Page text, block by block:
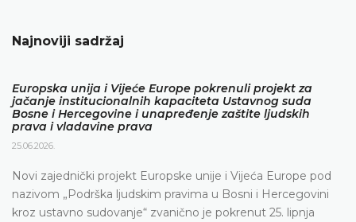
Najnoviji sadržaj
Europska unija i Vijeće Europe pokrenuli projekt za
jačanje institucionalnih kapaciteta Ustavnog suda
Bosne i Hercegovine i unapređenje zaštite ljudskih
prava i vladavine prava
25.06.2026.
Novi zajednički projekt Europske unije i Vijeća Europe pod
nazivom „Podrška ljudskim pravima u Bosni i Hercegovini
kroz ustavno sudovanje“ zvanično je pokrenut 25. lipnja